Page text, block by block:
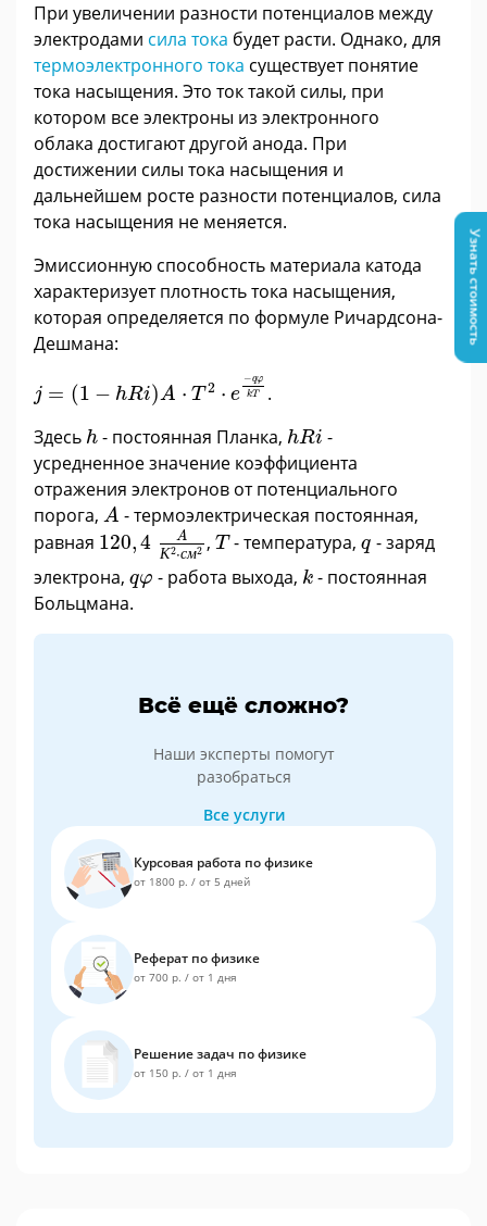
При увеличении разности потенциалов между
электродами сила тока будет расти. Однако, для
термоэлектронного тока существует понятие
тока насыщения. Это ток такой силы, при
котором все электроны из электронного
облака достигают другой анода. При
достижении силы тока насыщения и
дальнейшем росте разности потенциалов, сила
тока насыщения не меняется.
Эмиссионную способность материала катода
характеризует плотность тока насыщения,
которая определяется по формуле Ричардсона-
Дешмана:
j = (1 − hRi)A ⋅ T 2 ⋅ e
−qφ
kT
.
Здесь h
h - постоянная Планка, hRi
hRi -
усредненное значение коэффициента
отражения электронов от потенциального
порога, A
A - термоэлектрическая постоянная,
равная 120,4 A
К2⋅см2
120 ,4 AК2·см2
, T
T- температура,q
q - заряд
электрона, qφ
qφ - работа выхода, k
k- постоянная
Больцмана.
Всё ещё сложно?
Наши эксперты помогут
разобраться
Все услуги
Курсовая работа по физике
от 1800 р. / от 5 дней
Реферат по физике
от 700 р. / от 1 дня
Решение задач по физике
от 150 р. / от 1 дня
Узнать стоимость